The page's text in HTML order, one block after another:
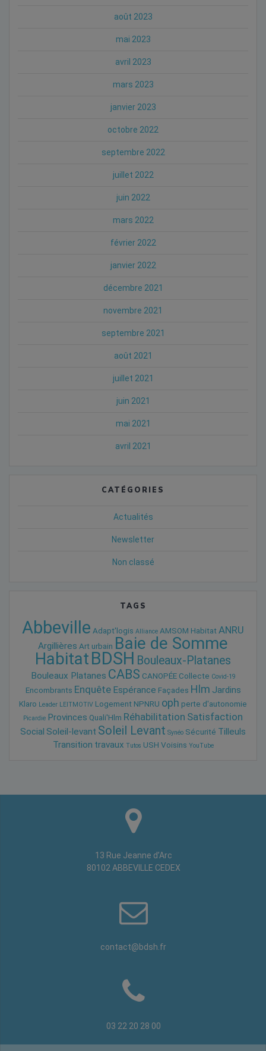
août 2023
mai 2023
avril 2023
mars 2023
janvier 2023
octobre 2022
septembre 2022
juillet 2022
juin 2022
mars 2022
février 2022
janvier 2022
décembre 2021
novembre 2021
septembre 2021
août 2021
juillet 2021
juin 2021
mai 2021
avril 2021
CATÉGORIES
Actualités
Newsletter
Non classé
TAGS
Abbeville Adapt'logis Alliance AMSOM Habitat ANRU
Argillières Art urbain Baie de Somme
HabitatBDSH Bouleaux-Platanes
Bouleaux Platanes CABS CANOPÉE Collecte Covid-19
Encombrants Enquête Espérance Façades Hlm Jardins
Klaro Leader LEITMOTIV Logement NPNRU oph perte d'autonomie
Picardie Provinces Quali'Hlm Réhabilitation Satisfaction
Social Soleil-levant Soleil Levant Synéo Sécurité Tilleuls
Transition travaux Tutos USH Voisins YouTube
13 Rue Jeanne d’Arc
80102 ABBEVILLE CEDEX
contact@bdsh.fr
03 22 20 28 00